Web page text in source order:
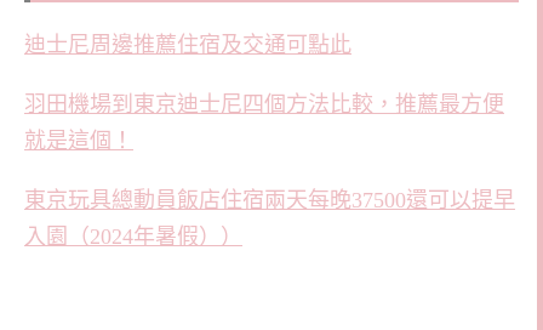
迪士尼周邊推薦住宿及交通可點此
羽田機場到東京迪士尼四個方法比較，推薦最方便
就是這個！
東京玩具總動員飯店住宿兩天每晚37500還可以提早
入園（2024年暑假））